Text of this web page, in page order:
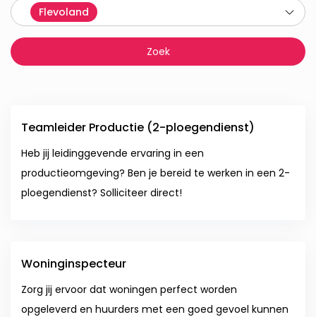
Flevoland
Teamleider Productie (2-ploegendienst)
Heb jij leidinggevende ervaring in een
productieomgeving? Ben je bereid te werken in een 2-
ploegendienst? Solliciteer direct!
Woninginspecteur
Zorg jij ervoor dat woningen perfect worden
opgeleverd en huurders met een goed gevoel kunnen